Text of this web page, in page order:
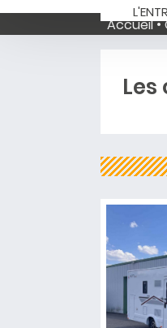
Accueil